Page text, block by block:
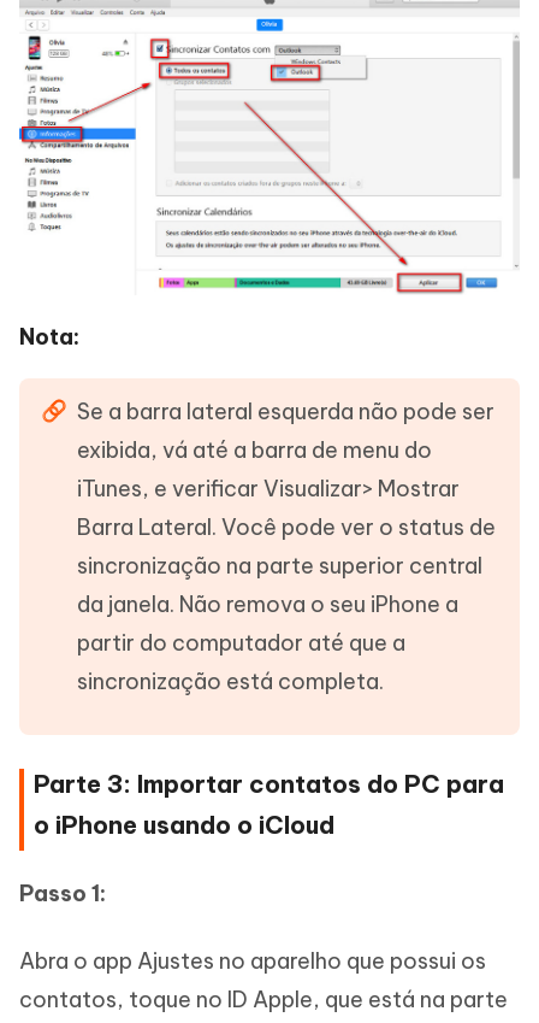
Nota:
Se a barra lateral esquerda não pode ser
exibida, vá até a barra de menu do
iTunes, e verificar Visualizar> Mostrar
Barra Lateral. Você pode ver o status de
sincronização na parte superior central
da janela. Não remova o seu iPhone a
partir do computador até que a
sincronização está completa.
Parte 3: Importar contatos do PC para
o iPhone usando o iCloud
Passo 1:
Abra o app Ajustes no aparelho que possui os
contatos, toque no ID Apple, que está na parte